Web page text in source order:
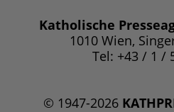
Katholische
1010 Wien,
Tel: +43 / 1 /
© 1947-2026